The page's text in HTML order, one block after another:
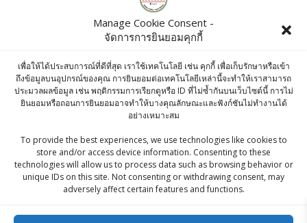
Manage Cookie Consent -
จัดการการยินยอมคุกกี้
เพื่อให้ได้ประสบการณ์ที่ดีที่สุด เราใช้เทคโนโลยี เช่น คุกกี้ เพื่อเก็บรักษาหรือเข้า
ถึงข้อมูลบนอุปกรณ์ของคุณ การยินยอมต่อเทคโนโลยีเหล่านี้จะทำให้เราสามารถ
ประมวลผลข้อมูล เช่น พฤติกรรมการเรียกดูหรือ ID ที่ไม่ซ้ำกันบนเว็บไซต์นี้ การไม่
ยินยอมหรือถอนการยินยอมอาจทำให้บางคุณลักษณะและฟังก์ชันไม่ทำงานได้
อย่างเหมาะสม
To provide the best experiences, we use technologies like cookies to
store and/or access device information. Consenting to these
technologies will allow us to process data such as browsing behavior or
unique IDs on this site. Not consenting or withdrawing consent, may
adversely affect certain features and functions.
Products
KC Green Cardamom / Hari Elaichi / กระวาน
เขียว 50 G
฿160.00
Ashirwad Urad Chilka 500g
42.00
McCormick Banana Extract 29 ml
฿70.00 Original
price
฿65.00Current
price